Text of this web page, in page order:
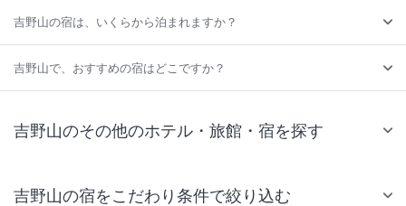
吉野山の宿は、いくらから泊まれますか？
吉野山で、おすすめの宿はどこですか？
吉野山のその他のホテル・旅館・宿を探す
吉野山の宿をこだわり条件で絞り込む